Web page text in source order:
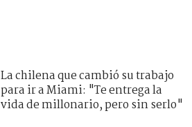
La chilena que cambió su trabajo
para ir a Miami: "Te entrega la
vida de millonario, pero sin serlo"